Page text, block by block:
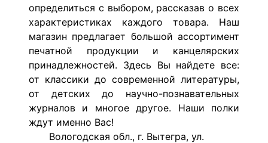
определиться с выбором, рассказав о всех
характеристиках каждого товара. Наш
магазин предлагает большой ассортимент
печатной продукции и канцелярских
принадлежностей. Здесь Вы найдете все:
от классики до современной литературы,
от детских до научно-познавательных
журналов и многое другое. Наши полки
ждут именно Вас!
Вологодская обл., г. Вытегра, ул.